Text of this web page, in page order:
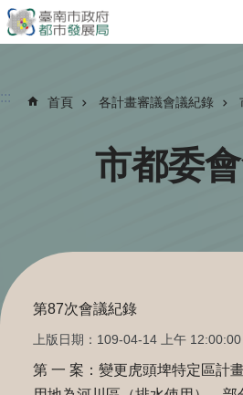
跳到主要內容區塊
::: 首頁 各計畫審議會議紀錄
市都委
第87次會議紀錄
上版日期：109-04-14 上午 12:00:00
第 一 案：變更虎頭埤特定區計